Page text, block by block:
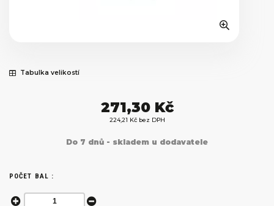
Tabulka velikostí
271,30 Kč
224,21 Kč bez DPH
Do 7 dnů - skladem u dodavatele
POČET BAL :